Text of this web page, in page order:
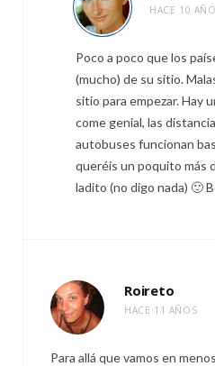
HACE 10
Poco a poco que los
(mucho) de su sitio.
sitio para empezar. Hay
come genial, las
autobuses funcionan
queréis un poquito más
ladito (no digo nada) 🙂
Roireto
HACE 11 AÑOS
Para allá que vamos en